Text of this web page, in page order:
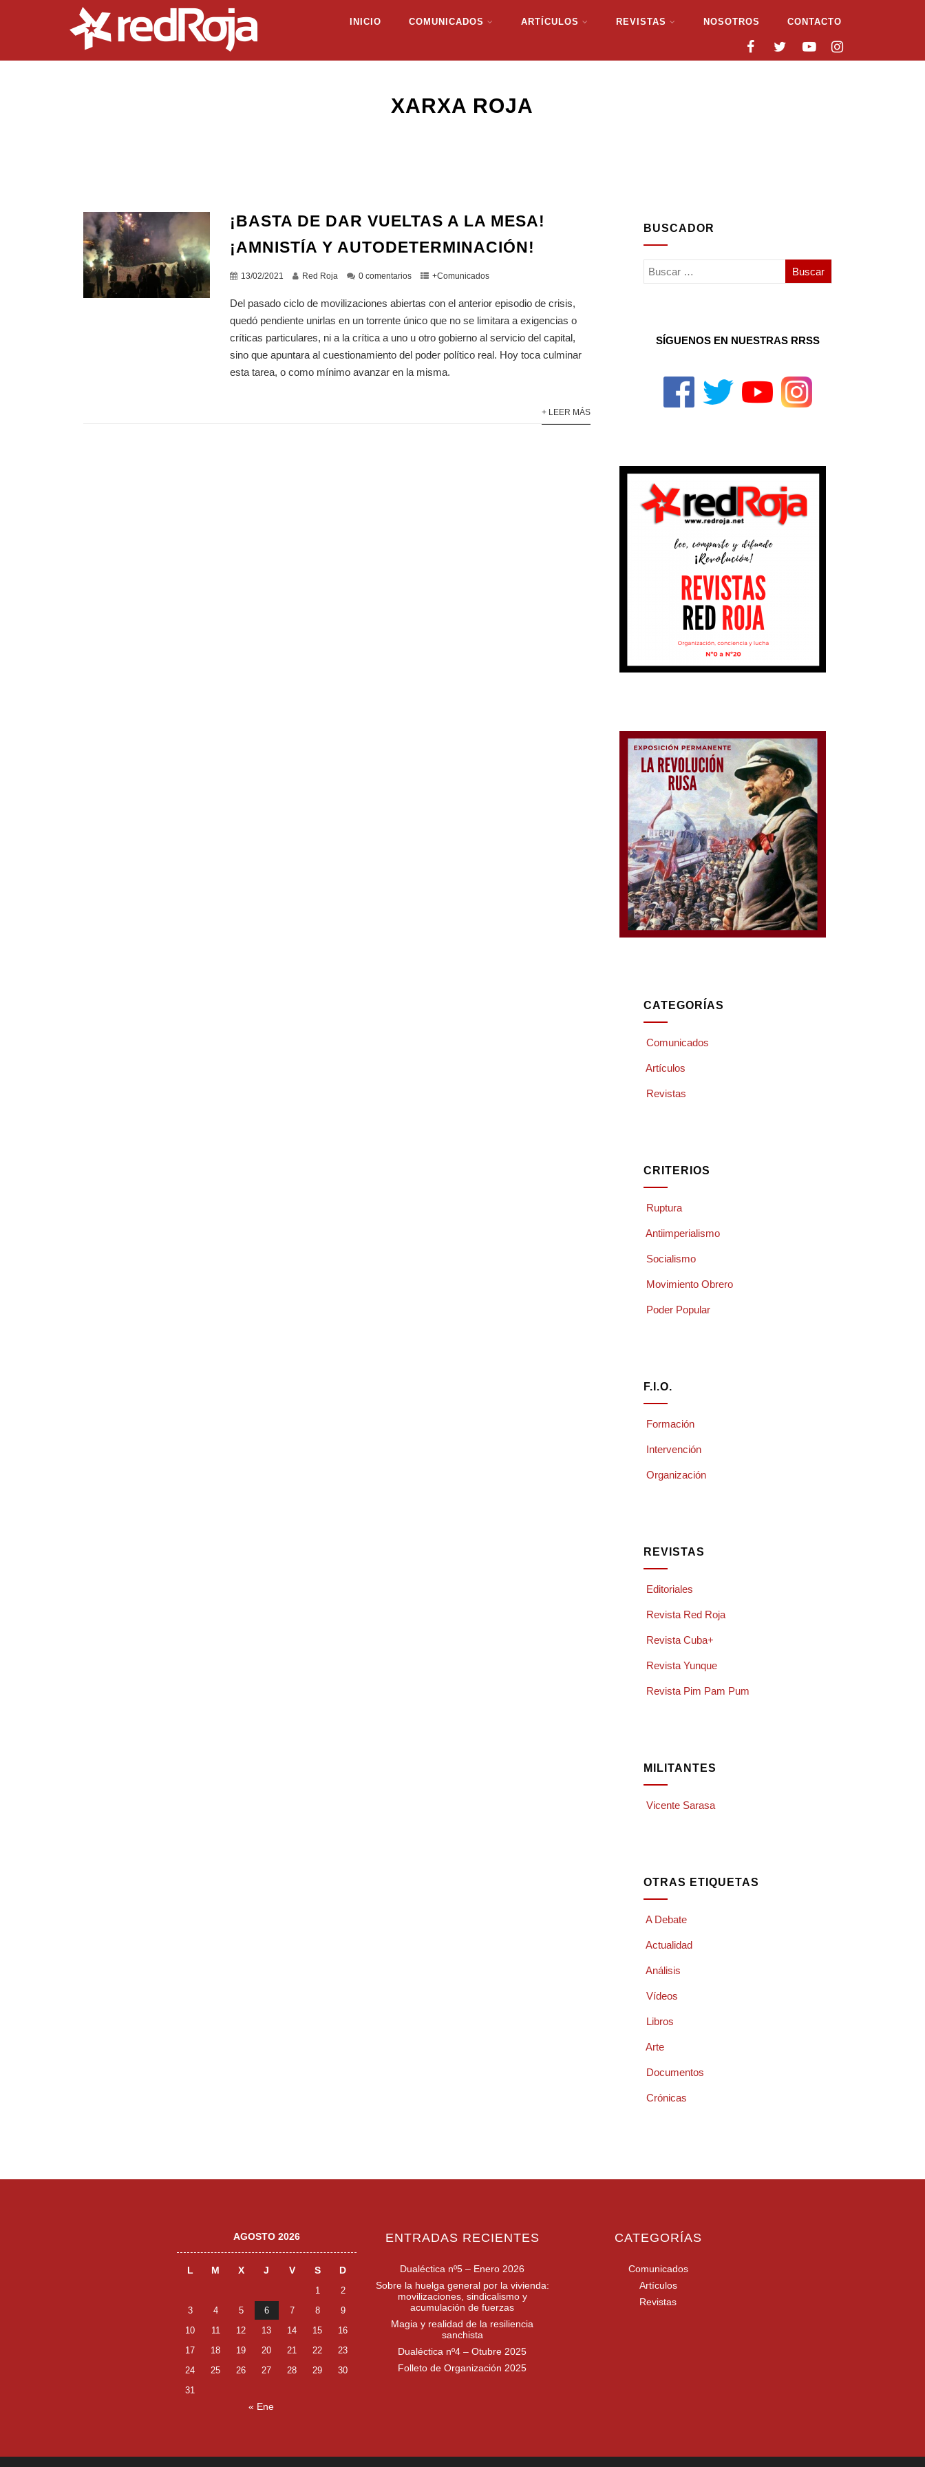
INICIO COMUNICADOS ARTÍCULOS REVISTAS NOSOTROS CONTACTO
XARXA ROJA
¡BASTA DE DAR VUELTAS A LA MESA!
¡AMNISTÍA Y AUTODETERMINACIÓN!
13/02/2021 Red Roja 0 comentarios +Comunicados
Del pasado ciclo de movilizaciones abiertas con el anterior episodio de crisis,
quedó pendiente unirlas en un torrente único que no se limitara a exigencias o
críticas particulares, ni a la crítica a uno u otro gobierno al servicio del capital,
sino que apuntara al cuestionamiento del poder político real. Hoy toca culminar
esta tarea, o como mínimo avanzar en la misma.
+ LEER MÁS
BUSCADOR
SÍGUENOS EN NUESTRAS RRSS
CATEGORÍAS
Comunicados
Artículos
Revistas
CRITERIOS
Ruptura
Antiimperialismo
Socialismo
Movimiento Obrero
Poder Popular
F.I.O.
Formación
Intervención
Organización
REVISTAS
Editoriales
Revista Red Roja
Revista Cuba+
Revista Yunque
Revista Pim Pam Pum
MILITANTES
Vicente Sarasa
OTRAS ETIQUETAS
A Debate
Actualidad
Análisis
Vídeos
Libros
Arte
Documentos
Crónicas
AGOSTO 2026
L M X J V S D
1
2
3
4 5 6 7 8
9
10
11 12 13 14 15
16
17
18 19 20 21 22
23
24
25 26 27 28 29
30
31
« Ene
ENTRADAS RECIENTES
Dualéctica nº5 – Enero 2026
Sobre la huelga general por la vivienda:
movilizaciones, sindicalismo y
acumulación de fuerzas
Magia y realidad de la resiliencia
sanchista
Dualéctica nº4 – Otubre 2025
Folleto de Organización 2025
CATEGORÍAS
Comunicados
Artículos
Revistas